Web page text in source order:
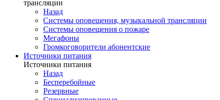
трансляции
Назад
Системы оповещения, музыкальной трансляции
Системы оповещения о пожаре
Мегафоны
Громкоговорители абонентские
Источники питания
Источники питания
Назад
Бесперебойные
Резервные